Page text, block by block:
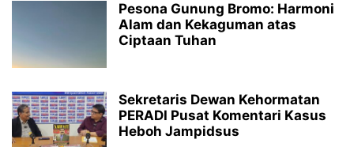
Pesona Gunung Bromo: Harmoni
Alam dan Kekaguman atas
Ciptaan Tuhan
Sekretaris Dewan Kehormatan
PERADI Pusat Komentari Kasus
Heboh Jampidsus